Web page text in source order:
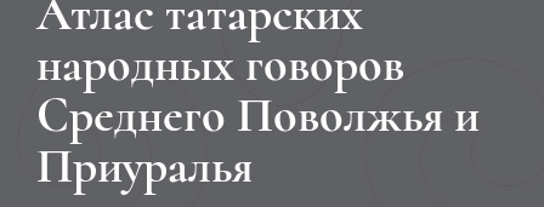
Атлас татарских
народных говоров
Среднего Поволжья и
Приуралья